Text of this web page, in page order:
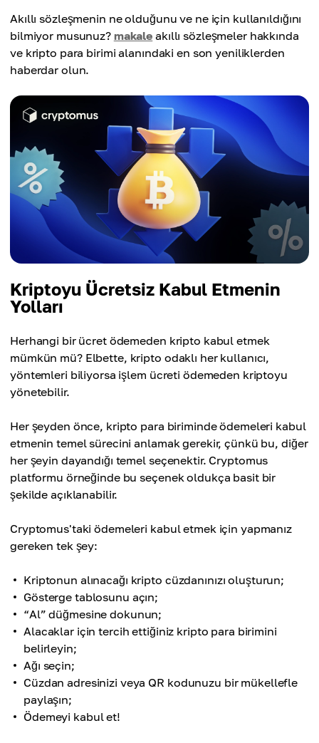
Akıllı sözleşmenin ne olduğunu ve ne için kullanıldığını
bilmiyor musunuz? makale akıllı sözleşmeler hakkında
ve kripto para birimi alanındaki en son yeniliklerden
haberdar olun.
Kriptoyu Ücretsiz Kabul Etmenin
Yolları
Herhangi bir ücret ödemeden kripto kabul etmek
mümkün mü? Elbette, kripto odaklı her kullanıcı,
yöntemleri biliyorsa işlem ücreti ödemeden kriptoyu
yönetebilir.
Her şeyden önce, kripto para biriminde ödemeleri kabul
etmenin temel sürecini anlamak gerekir, çünkü bu, diğer
her şeyin dayandığı temel seçenektir. Cryptomus
platformu örneğinde bu seçenek oldukça basit bir
şekilde açıklanabilir.
Cryptomus'taki ödemeleri kabul etmek için yapmanız
gereken tek şey:
Kriptonun alınacağı kripto cüzdanınızı oluşturun;
Gösterge tablosunu açın;
“Al” düğmesine dokunun;
Alacaklar için tercih ettiğiniz kripto para birimini
belirleyin;
Ağı seçin;
Cüzdan adresinizi veya QR kodunuzu bir mükellefle
paylaşın;
Ödemeyi kabul et!